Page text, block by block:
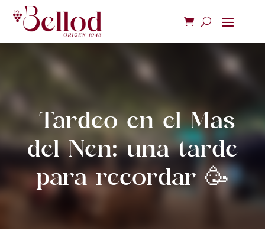
Tardeo en el Mas
del Nen: una tarde
para recordar 🥳